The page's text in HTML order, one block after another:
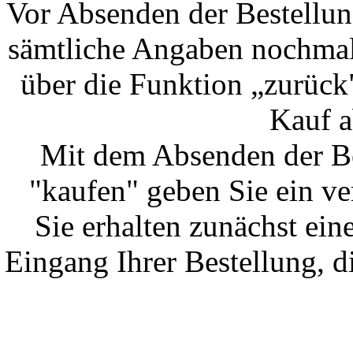
Vor Absenden der
sämtliche Angaben
über die Funktion
Kauf
Mit dem Absenden der
"kaufen" geben Sie ein
Sie erhalten zunächst
Eingang Ihrer Bestellung,